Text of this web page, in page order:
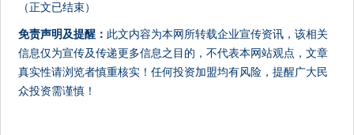
（正文已结束）
免责声明及提醒： 此文内容为本网所转载企业宣传资讯，该相关
信息仅为宣传及传递更多信息之目的，不代表本网站观点，文章
真实性请浏览者慎重核实！任何投资加盟均有风险，提醒广大民
众投资需谨慎！